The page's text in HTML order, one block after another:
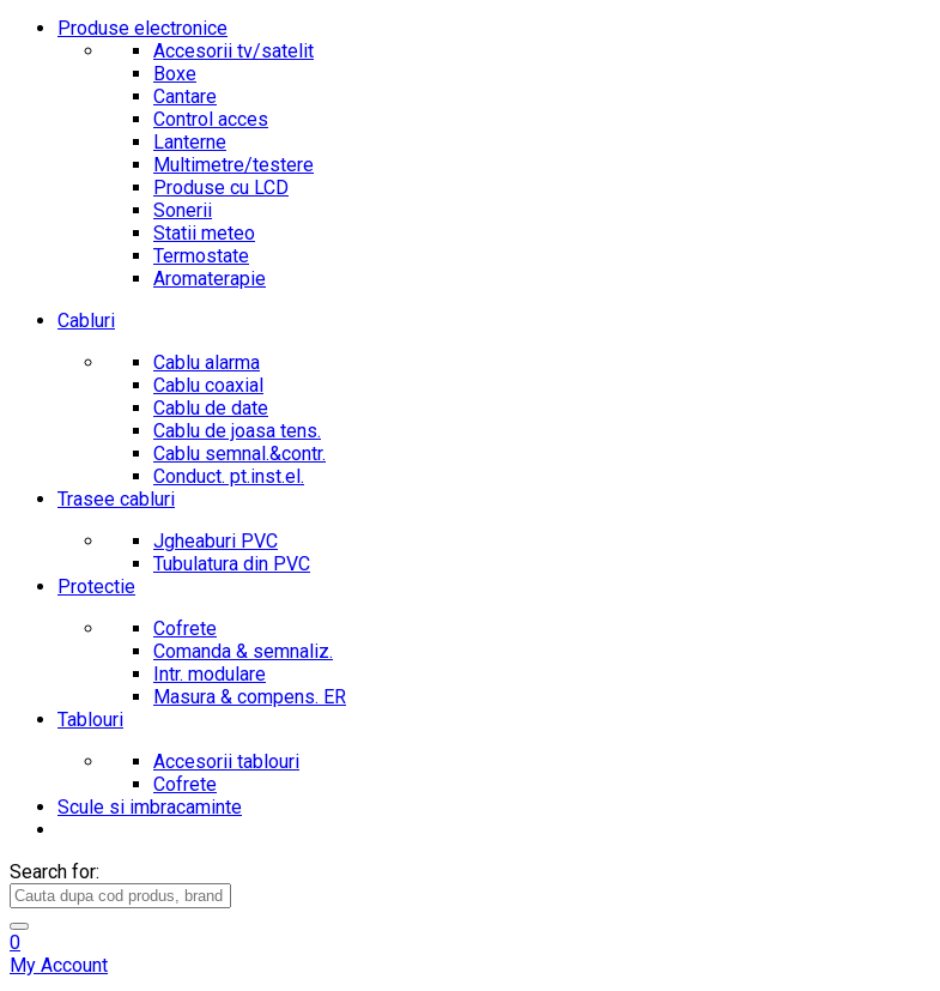
Produse electronice
Accesorii tv/satelit
Boxe
Cantare
Control acces
Lanterne
Multimetre/testere
Produse cu LCD
Sonerii
Statii meteo
Termostate
Aromaterapie
Cabluri
Cablu alarma
Cablu coaxial
Cablu de date
Cablu de joasa tens.
Cablu semnal.&contr.
Conduct. pt.inst.el.
Trasee cabluri
Jgheaburi PVC
Tubulatura din PVC
Protectie
Cofrete
Comanda & semnaliz.
Intr. modulare
Masura & compens. ER
Tablouri
Accesorii tablouri
Cofrete
Scule si imbracaminte
Search for:
0
My Account